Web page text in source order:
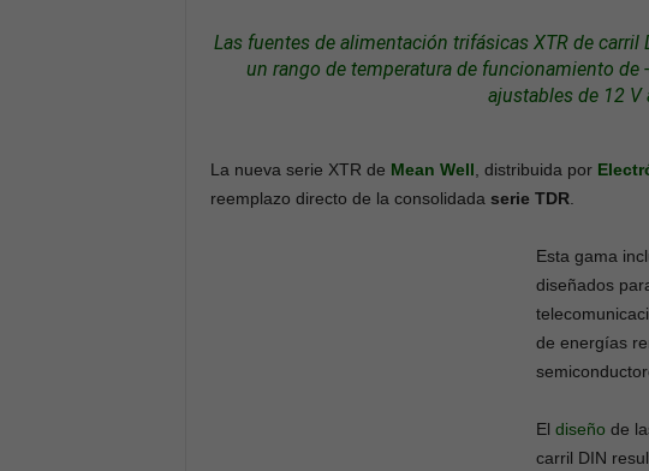
Las fuentes de alimentación trifásicas XTR de carril
un rango de temperatura de funcionamiento de
ajustables de 12 V
La nueva serie XTR de Mean Well , distribuida por
reemplazo directo de la consolidada serie TDR
Esta gama
diseñados
de energías
El diseño de
carril DIN